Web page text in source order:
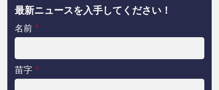
最新ニュースを入手してください！
名前 *
苗字 *